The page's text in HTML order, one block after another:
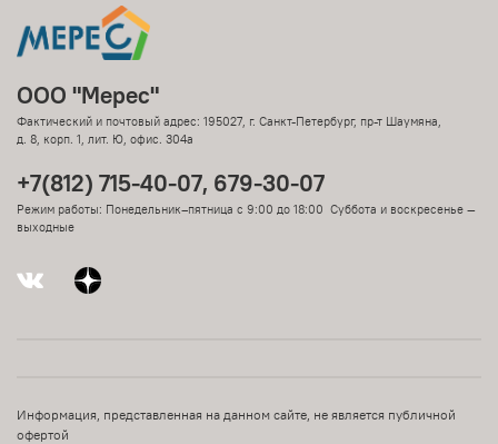
ООО "Мерес"
Фактический и почтовый адрес: 195027, г. Санкт-Петербург, пр-т Шаумяна,
д. 8, корп. 1, лит. Ю, офис. 304а
+7(812) 715-40-07, 679-30-07
Режим работы: Понедельник–пятница с 9:00 до 18:00 Суббота и воскресенье —
выходные
Информация, представленная на данном сайте, не является публичной
офертой